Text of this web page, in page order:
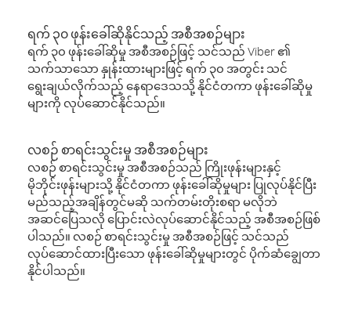
ရက် ၃၀ ဖုန်းခေါ်ဆိုနိုင်သည့် အစီအစဉ်များ
ရက် ၃၀ ဖုန်းခေါ်ဆိုမှု အစီအစဉ်ဖြင့် သင်သည် Viber ၏
သက်သာသော နှုန်းထားများဖြင့် ရက် ၃၀ အတွင်း သင်
ရွေးချယ်လိုက်သည့် နေရာဒေသသို့ နိုင်ငံတကာ ဖုန်းခေါ်ဆိုမှု
များကို လုပ်ဆောင်နိုင်သည်။
လစဉ် စာရင်းသွင်းမှု အစီအစဉ်များ
လစဉ် စာရင်းသွင်းမှု အစီအစဉ်သည် ကြိုးဖုန်းများနှင့်
မိုဘိုင်းဖုန်းများသို့ နိုင်ငံတကာ ဖုန်းခေါ်ဆိုမှုများ ပြုလုပ်နိုင်ပြီး
မည်သည့်အချိန်တွင်မဆို သက်တမ်းတိုးစရာ မလိုဘဲ
အဆင်ပြေသလို ပြောင်းလဲလုပ်ဆောင်နိုင်သည့် အစီအစဉ်ဖြစ်
ပါသည်။ လစဉ် စာရင်းသွင်းမှု အစီအစဉ်ဖြင့် သင်သည်
လုပ်ဆောင်ထားပြီးသော ဖုန်းခေါ်ဆိုမှုများတွင် ပိုက်ဆံချွေတာ
နိုင်ပါသည်။